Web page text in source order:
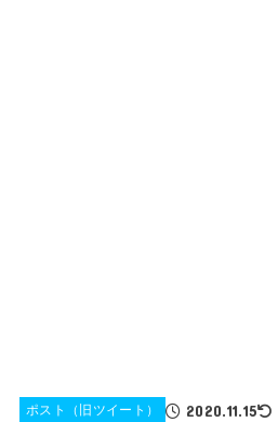
ポスト（旧ツイート） 2020.11.15